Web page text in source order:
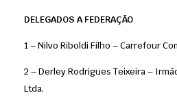
DELEGADOS A
1 – Nilvo Riboldi Filho –
2 – Derley Rodrigues Teixeira –
Ltda.